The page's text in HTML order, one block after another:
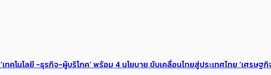
ทคโนโลยี -ธุรกิจ-ผู้บริโภค’ ​​พร้อม 4 นโยบาย ขับเคลื่อนไทยสู่ประเทศไทย​ ‘เศรษฐ